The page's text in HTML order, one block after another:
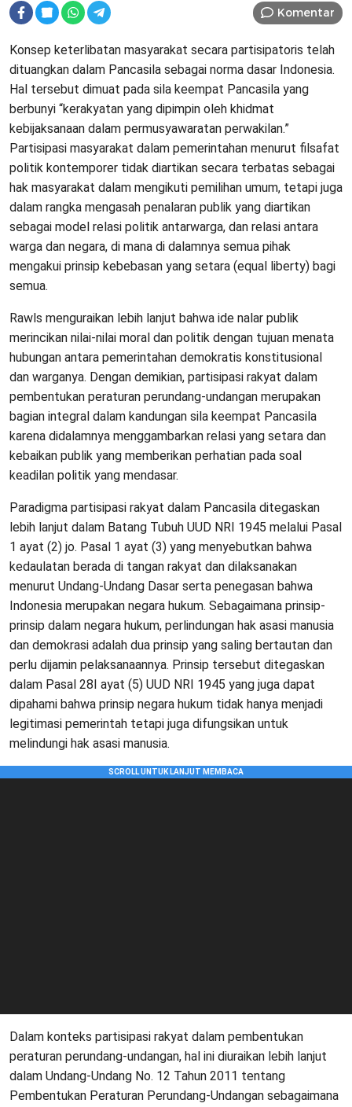
Komentar
Konsep keterlibatan masyarakat secara partisipatoris telah
dituangkan dalam Pancasila sebagai norma dasar Indonesia.
Hal tersebut dimuat pada sila keempat Pancasila yang
berbunyi “kerakyatan yang dipimpin oleh khidmat
kebijaksanaan dalam permusyawaratan perwakilan.”
Partisipasi masyarakat dalam pemerintahan menurut filsafat
politik kontemporer tidak diartikan secara terbatas sebagai
hak masyarakat dalam mengikuti pemilihan umum, tetapi juga
dalam rangka mengasah penalaran publik yang diartikan
sebagai model relasi politik antarwarga, dan relasi antara
warga dan negara, di mana di dalamnya semua pihak
mengakui prinsip kebebasan yang setara (equal liberty) bagi
semua.
Rawls menguraikan lebih lanjut bahwa ide nalar publik
merincikan nilai-nilai moral dan politik dengan tujuan menata
hubungan antara pemerintahan demokratis konstitusional
dan warganya. Dengan demikian, partisipasi rakyat dalam
pembentukan peraturan perundang-undangan merupakan
bagian integral dalam kandungan sila keempat Pancasila
karena didalamnya menggambarkan relasi yang setara dan
kebaikan publik yang memberikan perhatian pada soal
keadilan politik yang mendasar.
Paradigma partisipasi rakyat dalam Pancasila ditegaskan
lebih lanjut dalam Batang Tubuh UUD NRI 1945 melalui Pasal
1 ayat (2) jo. Pasal 1 ayat (3) yang menyebutkan bahwa
kedaulatan berada di tangan rakyat dan dilaksanakan
menurut Undang-Undang Dasar serta penegasan bahwa
Indonesia merupakan negara hukum. Sebagaimana prinsip-
prinsip dalam negara hukum, perlindungan hak asasi manusia
dan demokrasi adalah dua prinsip yang saling bertautan dan
perlu dijamin pelaksanaannya. Prinsip tersebut ditegaskan
dalam Pasal 28I ayat (5) UUD NRI 1945 yang juga dapat
dipahami bahwa prinsip negara hukum tidak hanya menjadi
legitimasi pemerintah tetapi juga difungsikan untuk
melindungi hak asasi manusia.
Dalam konteks partisipasi rakyat dalam pembentukan
peraturan perundang-undangan, hal ini diuraikan lebih lanjut
dalam Undang-Undang No. 12 Tahun 2011 tentang
Pembentukan Peraturan Perundang-Undangan sebagaimana